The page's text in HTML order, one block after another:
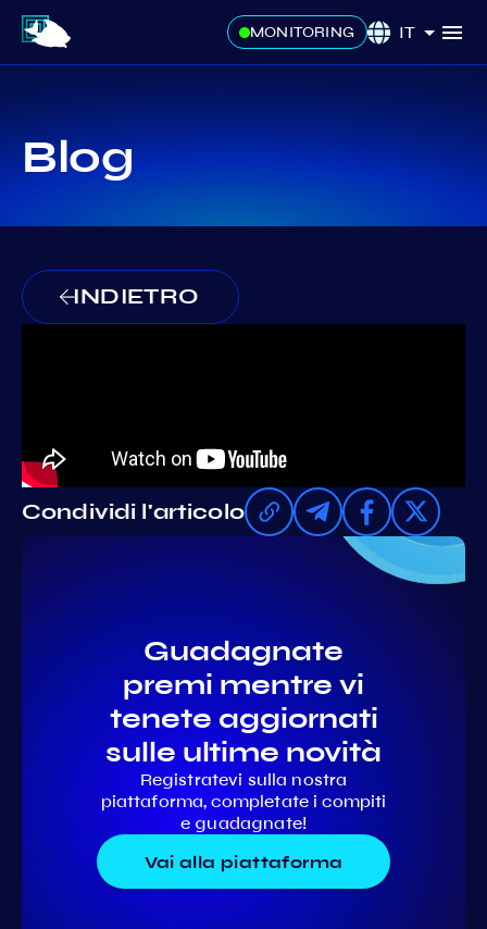
MONITORING IT
Blog
INDIETRO
Condividi l'articolo
Guadagnate
premi mentre vi
tenete aggiornati
sulle ultime novità
Registratevi sulla nostra
piattaforma, completate i compiti
e guadagnate!
Vai alla piattaforma